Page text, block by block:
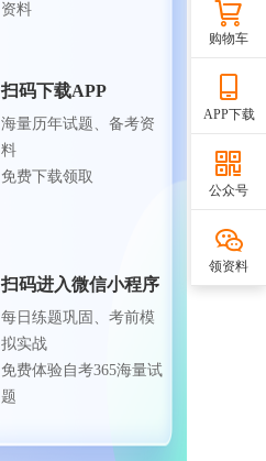
资料
扫码下载APP
海量历年试题、备考资
料
免费下载领取
扫码进入微信小程序
每日练题巩固、考前模
拟实战
免费体验自考365海量试
题
购物车
APP下载
公众号
领资料